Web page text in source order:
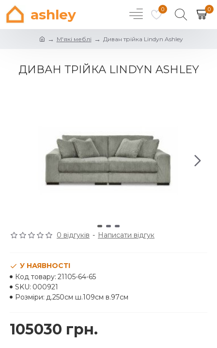
ashley 0 0
М'які меблі Диван трійка Lindyn Ashley
ДИВАН ТРІЙКА LINDYN ASHLEY
0 відгуків - Написати відгук
105030 грн.
У НАЯВНОСТІ
Код товару: 21105-64-65
SKU: 000921
Розміри: д.250см ш.109см в.97см